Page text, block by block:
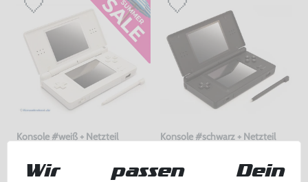
Konsole #weiß + Netzteil
gebraucht
Konsole #schwarz + Netzteil
Wir passen Dein